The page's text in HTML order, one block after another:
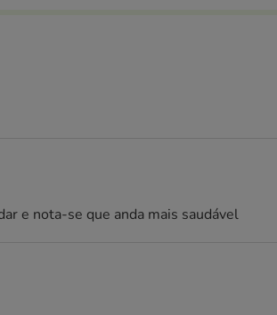
e nota-se que anda mais saudável